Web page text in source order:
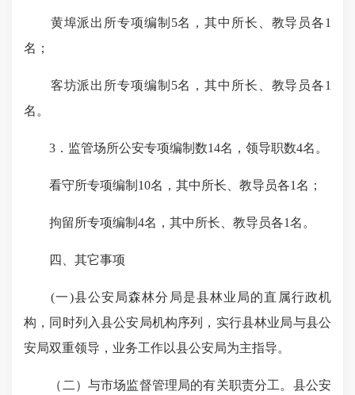
黄埠派出所专项编制 5名，其中所长、教导员各1
名；
客坊派出所专项编制 5名，其中所长、教导员各1
名。
3 ．监管场所公安专项编制数14名，领导职数4名。
看守所专项编制 10名，其中所长、教导员各1名；
拘留所专项编制 4名，其中所长、教导员各1名。
四、其它事项
(一)县公安局森林分局是县林业局的直属行政机
构，同时列入县公安局机构序列，实行县林业局与县公
安局双重领导，业务工作以县公安局为主指导。
（二）与市场监督管理局的有关职责分工。县公安